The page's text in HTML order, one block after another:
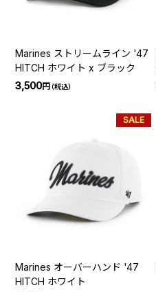
Marines ストリームライン '47
HITCH ホワイト x ブラック
3,500円（税込）
SALE
Marines オーバーハンド '47
HITCH ホワイト